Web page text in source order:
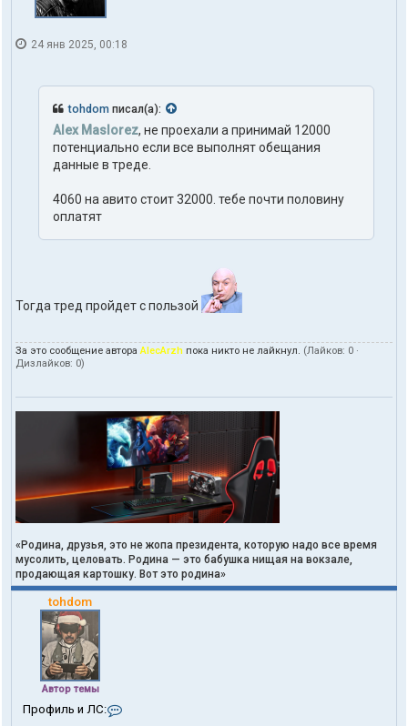
t
o
m
24 янв 2025, 00:18
tohdom писал(а):
Alex Maslorez, не проехали а принимай 12000
потенциально если все выполнят обещания
данные в треде.
4060 на авито стоит 32000. тебе почти половину
оплатят
Тогда тред пройдет с пользой
За это сообщение автораAlecArzh пока никто не лайкнул. (Лайков: 0 ·
Дизлайков: 0)
«Родина, друзья, это не жопа президента, которую надо все время
мусолить, целовать. Родина — это бабушка нищая на вокзале,
продающая картошку. Вот это родина»
tohdom
Автор темы
Профиль и ЛС: